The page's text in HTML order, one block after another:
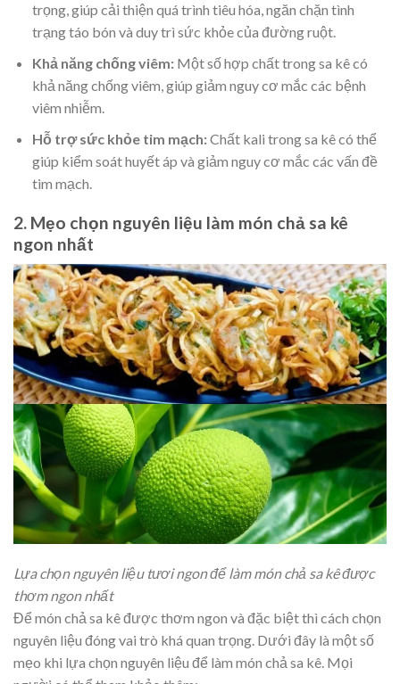
trọng, giúp cải thiện quá trình tiêu hóa, ngăn chặn tình
trạng táo bón và duy trì sức khỏe của đường ruột.
Khả năng chống viêm: Một số hợp chất trong sa kê có
khả năng chống viêm, giúp giảm nguy cơ mắc các bệnh
viêm nhiễm.
Hỗ trợ sức khỏe tim mạch:Chất kali trong sa kê có thể
giúp kiểm soát huyết áp và giảm nguy cơ mắc các vấn đề
tim mạch.
2. Mẹo chọn nguyên liệu làm món chả sa kê
ngon nhất
Lựa chọn nguyên liệu tươi ngon để làm món chả sa kê được
thơm ngon nhất
Để món chả sa kê được thơm ngon và đặc biệt thì cách chọn
nguyên liệu đóng vai trò khá quan trọng. Dưới đây là một số
mẹo khi lựa chọn nguyên liệu để làm món chả sa kê. Mọi